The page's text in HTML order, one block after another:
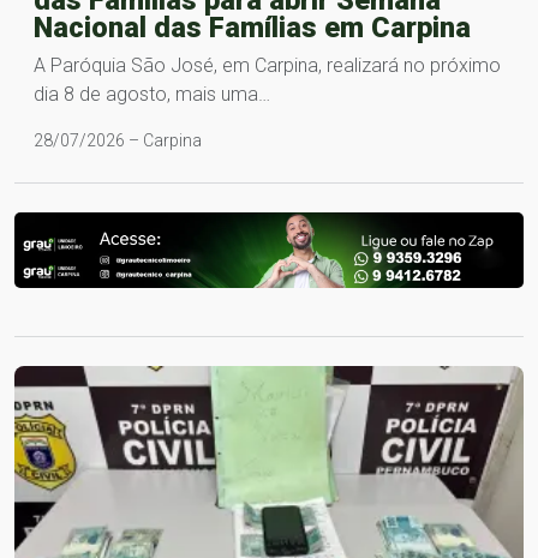
Nacional das Famílias em Carpina
A Paróquia São José, em Carpina, realizará no próximo
dia 8 de agosto, mais uma…
28/07/2026 – Carpina